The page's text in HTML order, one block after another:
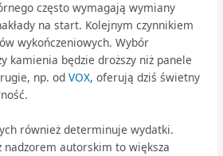
często wymagają wymiany
na start. Kolejnym czynnikiem
wykończeniowych. Wybór
kamienia będzie droższy niż panele
np. odVOX, oferują dziś świetny
również determinuje wydatki.
nadzorem autorskim to większa